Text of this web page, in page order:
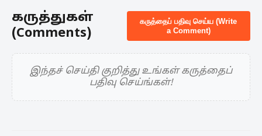
கருத்துகள்
(Comments)
கருத்தைப் பதிவு செய்ய (Write
a Comment)
இந்தச் செய்தி குறித்து உங்கள் கருத்தைப்
பதிவு செய்ங்கள்!